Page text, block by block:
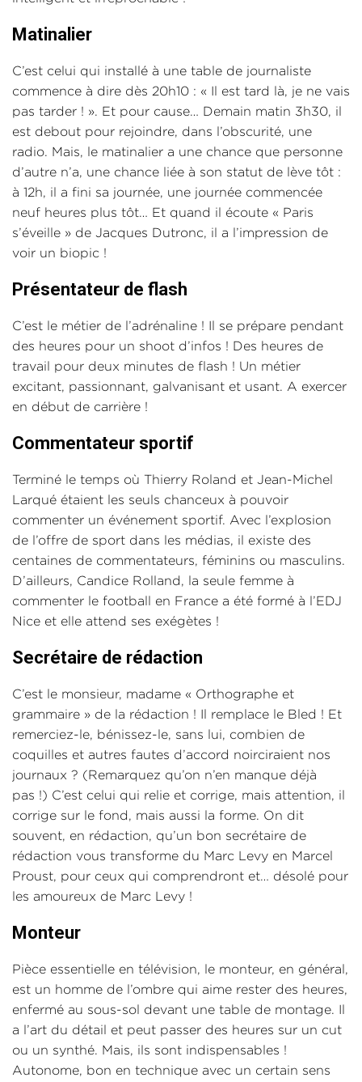
Matinalier
C’est celui qui installé à une table de journaliste
commence à dire dès 20h10 : « Il est tard là, je ne vais
pas tarder ! ». Et pour cause… Demain matin 3h30, il
est debout pour rejoindre, dans l’obscurité, une
radio. Mais, le matinalier a une chance que personne
d’autre n’a, une chance liée à son statut de lève tôt :
à 12h, il a fini sa journée, une journée commencée
neuf heures plus tôt… Et quand il écoute « Paris
s’éveille » de Jacques Dutronc, il a l’impression de
voir un biopic !
Présentateur de flash
C’est le métier de l’adrénaline ! Il se prépare pendant
des heures pour un shoot d’infos ! Des heures de
travail pour deux minutes de flash ! Un métier
excitant, passionnant, galvanisant et usant. A exercer
en début de carrière !
Commentateur sportif
Terminé le temps où Thierry Roland et Jean-Michel
Larqué étaient les seuls chanceux à pouvoir
commenter un événement sportif. Avec l’explosion
de l’offre de sport dans les médias, il existe des
centaines de commentateurs, féminins ou masculins.
D’ailleurs, Candice Rolland, la seule femme à
commenter le football en France a été formé à l’EDJ
Nice et elle attend ses exégètes !
Secrétaire de rédaction
C’est le monsieur, madame « Orthographe et
grammaire » de la rédaction ! Il remplace le Bled ! Et
remerciez-le, bénissez-le, sans lui, combien de
coquilles et autres fautes d’accord noirciraient nos
journaux ? (Remarquez qu’on n’en manque déjà
pas !) C’est celui qui relie et corrige, mais attention, il
corrige sur le fond, mais aussi la forme. On dit
souvent, en rédaction, qu’un bon secrétaire de
rédaction vous transforme du Marc Levy en Marcel
Proust, pour ceux qui comprendront et… désolé pour
les amoureux de Marc Levy !
Monteur
Pièce essentielle en télévision, le monteur, en général,
est un homme de l’ombre qui aime rester des heures,
enfermé au sous-sol devant une table de montage. Il
a l’art du détail et peut passer des heures sur un cut
ou un synthé. Mais, ils sont indispensables !
Autonome, bon en technique avec un certain sens